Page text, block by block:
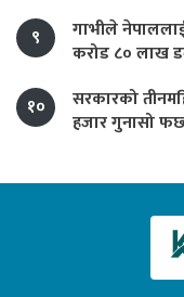
९
गाभीले
करोड ८० लाख
१०
सरकारको
हजार गुनासो